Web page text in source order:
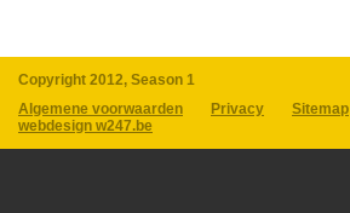
Copyright 2012, Season 1
Algemene voorwaarden
Privacy Sitemap
webdesign w247.be